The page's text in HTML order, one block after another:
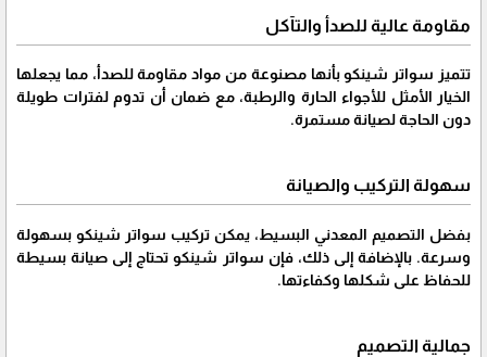
مقاومة عالية للصدأ والتآكل
تتميز سواتر شينكو بأنها مصنوعة من مواد مقاومة للصدأ، مما يجعلها
الخيار الأمثل للأجواء الحارة والرطبة، مع ضمان أن تدوم لفترات طويلة
دون الحاجة لصيانة مستمرة.
سهولة التركيب والصيانة
بفضل التصميم المعدني البسيط، يمكن تركيب سواتر شينكو بسهولة
وسرعة. بالإضافة إلى ذلك، فإن سواتر شينكو تحتاج إلى صيانة بسيطة
للحفاظ على شكلها وكفاءتها.
جمالية التصميم